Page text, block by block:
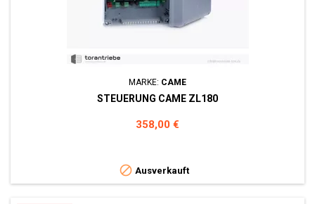
MARKE: CAME
STEUERUNG CAME ZL180
Preis
358,00 €
 Ausverkauft